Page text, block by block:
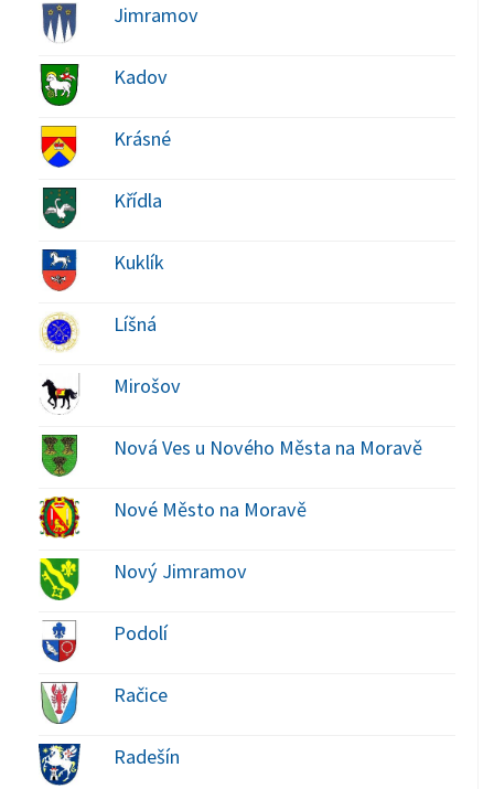
Jimramov
Kadov
Krásné
Křídla
Kuklík
Líšná
Mirošov
Nová Ves u Nového Města na Moravě
Nové Město na Moravě
Nový Jimramov
Podolí
Račice
Radešín